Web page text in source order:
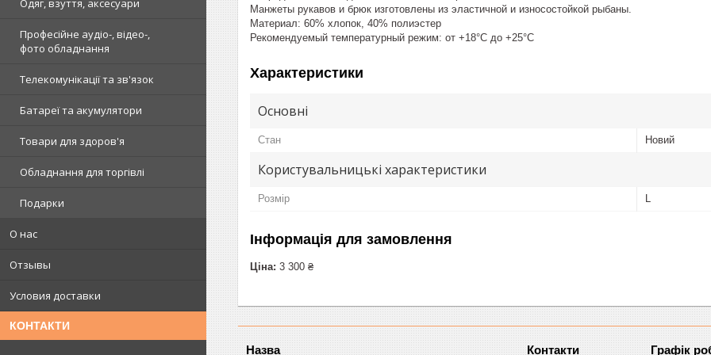
Одяг, взуття, аксесуари
Професійне аудіо-, відео-,
фото обладнання
Телекомунікації та зв'язок
Батареї та акумулятори
Товари для здоров'я
Обладнання для торгівлі
Подарки
О нас
Отзывы
Условия доставки
КОНТАКТИ
Манжеты рукавов и брюк изготовлены из эластичной и износостойкой рыбаны.
Материал: 60% хлопок, 40% полиэстер
Рекомендуемый температурный режим: от +18°C до +25°C
Характеристики
Основні
Стан Новий
Користувальницькі характеристики
Розмір
Інформація для замовлення
Ціна: 3 300 ₴
Графік